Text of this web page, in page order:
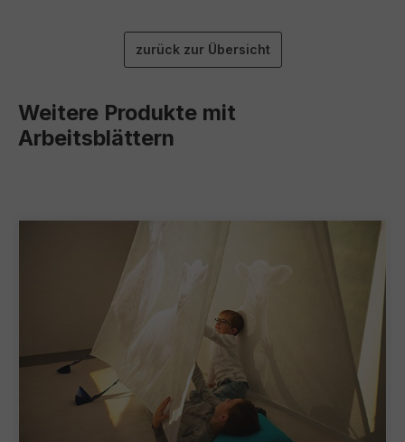
zurück zur Übersicht
Weitere Produkte mit
Arbeitsblättern